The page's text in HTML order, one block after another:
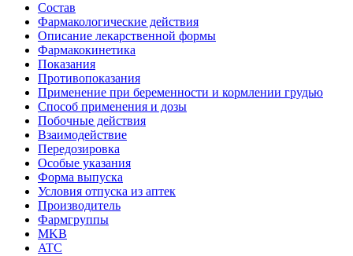
Состав
Фармакологические действия
Описание лекарственной формы
Фармакокинетика
Показания
Противопоказания
Применение при беременности и кормлении грудью
Способ применения и дозы
Побочные действия
Взаимодействие
Передозировка
Особые указания
Форма выпуска
Условия отпуска из аптек
Производитель
Фармгруппы
MKB
ATC